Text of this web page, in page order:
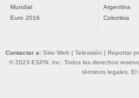
Mundial
Euro 2016
Argentina
Colombia
Contactar a: Sitio Web | Televisión | Reportar
© 2023 ESPN, Inc. Todos los derechos
términos legales. El